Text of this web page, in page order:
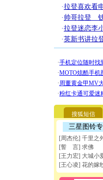
·拉登喜欢看
· 帅哥拉登
·拉登迷恋李
·英新书讲拉
搜狐短信
三星图铃
[周杰伦] 千里之
[誓 言] 求佛
[王力宏] 大城小
[王心凌] 花的嫁